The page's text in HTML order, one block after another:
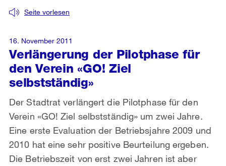
Verlängerung der Pilotphase für
den Verein «GO! Ziel
selbstständig»
Seite vorlesen
Der Stadtrat verlängert die Pilotphase für den
Verein «GO! Ziel selbstständig» um zwei Jahre.
Eine erste Evaluation der Betriebsjahre 2009 und
2010 hat eine sehr positive Beurteilung ergeben.
Die Betriebszeit von erst zwei Jahren ist aber
16. November 2011